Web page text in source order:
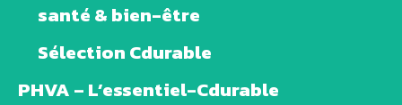
santé & bien-être
Sélection Cdurable
PHVA – L’essentiel-Cdurable